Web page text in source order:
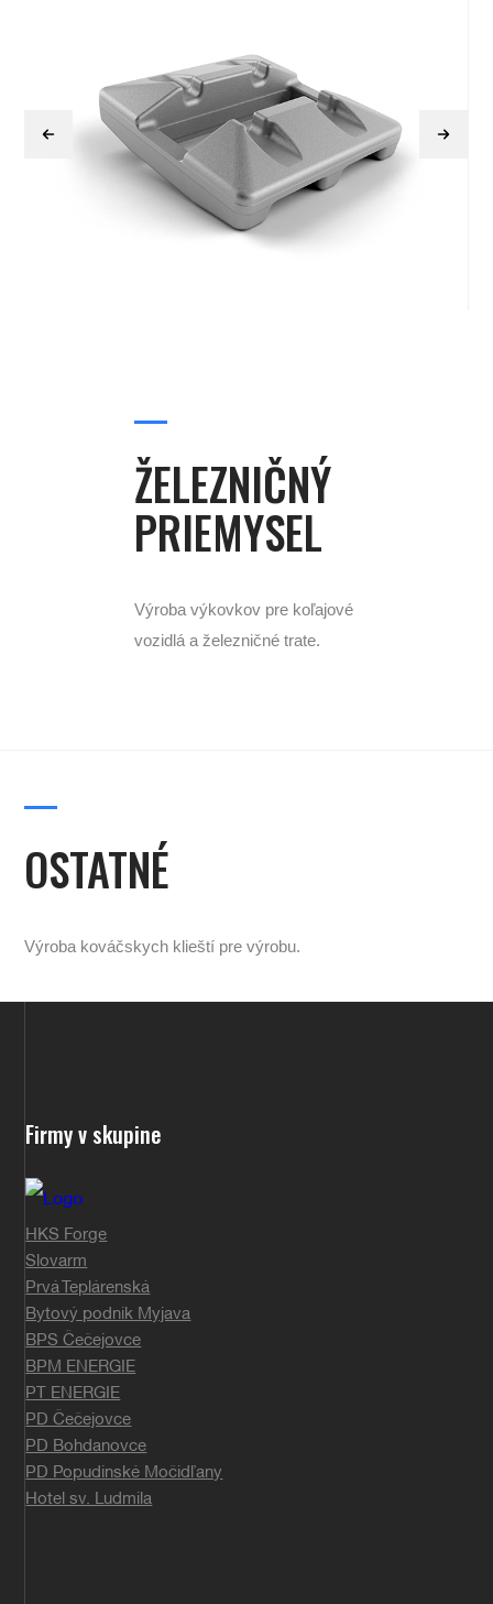
ŽELEZNIČNÝ
PRIEMYSEL
Výroba výkovkov pre koľajové
vozidlá a železničné trate.
OSTATNÉ
Výroba kováčskych klieští pre výrobu.
Firmy v skupine
HKS Forge
Slovarm
Prvá Teplárenská
Bytový podnik Myjava
BPS Čečejovce
BPM ENERGIE
PT ENERGIE
PD Čečejovce
PD Bohdanovce
PD Popudinské Močidľany
Hotel sv. Ludmila